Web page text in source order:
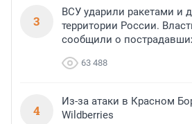
3
ВСУ ударили ракетами и
территории России.
сообщили о
63 488
4
Из-за атаки в Красном
Wildberries